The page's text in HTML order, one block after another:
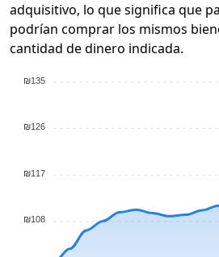
adquisitivo, lo que significa que
podrían comprar los mismos
cantidad de dinero indicada.
₪135
₪126
₪117
₪108